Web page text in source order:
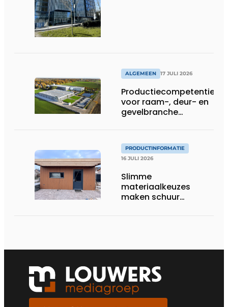
ALGEMEEN 17 JULI 2026
Productiecompetentie
voor raam-, deur- en
gevelbranche
PRODUCTINFORMATIE
16 JULI 2026
Slimme
materiaalkeuzes
maken schuur